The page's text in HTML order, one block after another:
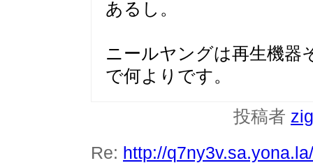
あるし。
ニールヤングは再生機器
で何よりです。
投稿者
Re: http://